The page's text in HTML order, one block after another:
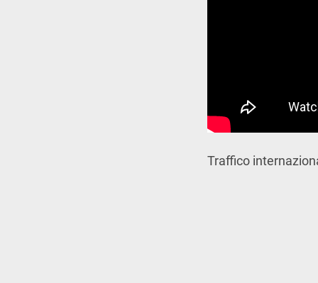
Traffico